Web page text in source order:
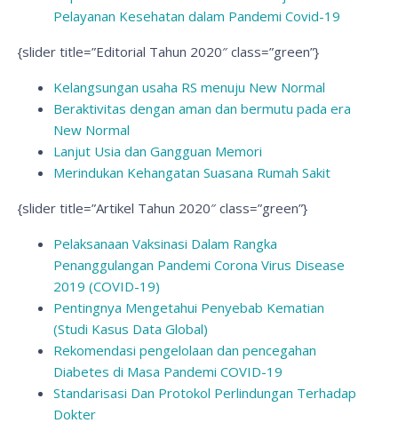
Pelayanan Kesehatan dalam Pandemi Covid-19
{slider title=”Editorial Tahun 2020″ class=”green”}
Kelangsungan usaha RS menuju New Normal
Beraktivitas dengan aman dan bermutu pada era
New Normal
Lanjut Usia dan Gangguan Memori
Merindukan Kehangatan Suasana Rumah Sakit
{slider title=”Artikel Tahun 2020″ class=”green”}
Pelaksanaan Vaksinasi Dalam Rangka
Penanggulangan Pandemi Corona Virus Disease
2019 (COVID-19)
Pentingnya Mengetahui Penyebab Kematian
(Studi Kasus Data Global)
Rekomendasi pengelolaan dan pencegahan
Diabetes di Masa Pandemi COVID-19
Standarisasi Dan Protokol Perlindungan Terhadap
Dokter